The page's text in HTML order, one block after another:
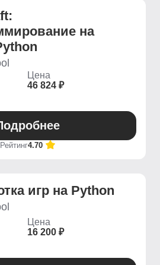
на
Цена
46 824 ₽
Рейтинг4.70
игр на Python
Цена
16 200 ₽